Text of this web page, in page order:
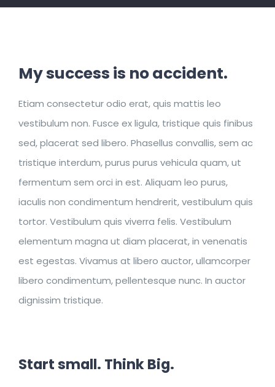
My success is no accident.
Etiam consectetur odio erat, quis mattis leo
vestibulum non. Fusce ex ligula, tristique quis finibus
sed, placerat sed libero. Phasellus convallis, sem ac
tristique interdum, purus purus vehicula quam, ut
fermentum sem orci in est. Aliquam leo purus,
iaculis non condimentum hendrerit, vestibulum quis
tortor. Vestibulum quis viverra felis. Vestibulum
elementum magna ut diam placerat, in venenatis
est egestas. Vivamus at libero auctor, ullamcorper
libero condimentum, pellentesque nunc. In auctor
dignissim tristique.
Start small. Think Big.